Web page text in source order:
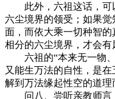
此外，六祖这话，可以
六尘境界的领受；如果
面，而依大乘一切种智
相分的六尘境界，才会有
六祖的“本来无一物、
又能生万法的自性，是
解到万法缘起性空的道理
问八、尝听亲教师言：